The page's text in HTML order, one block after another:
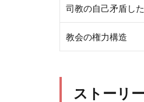
司教の自己矛盾し
教会の権力構造
ストーリ